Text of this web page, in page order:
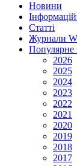
Новини
Статті
Журнали
Популярне
2026
2025
2024
2023
2022
2021
2020
2019
2018
2017